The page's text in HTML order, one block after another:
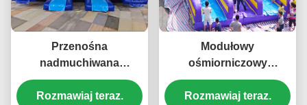
Przenośna
nadmuchiwana
zjeżdżalnia wodna
basen dla dzieci Temat
Rozmawiaj teraz.
Modułowy
ośmiorniczowy
podmuchany duży
zjeżdżalnik wodny 30
Rozmawiaj teraz.